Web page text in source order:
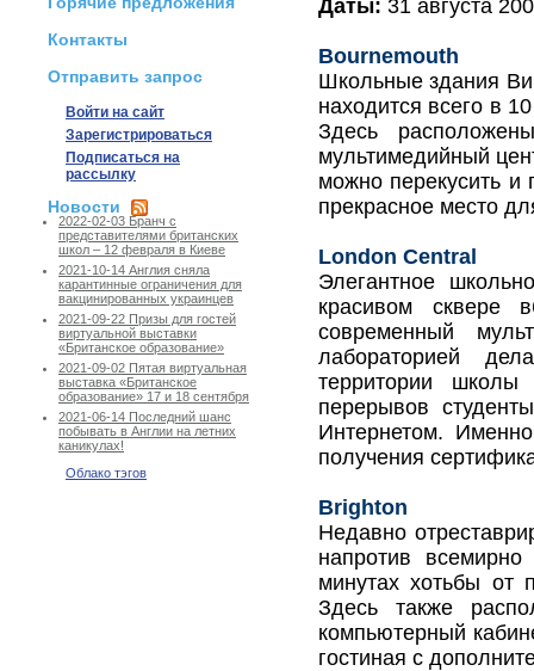
Контакты
Отправить запрос
Войти на сайт
Зарегистрироваться
Подписаться на
рассылку
Новости
2022-02-03 Бранч с
представителями британских
школ – 12 февраля в Киеве
2021-10-14 Англия сняла
карантинные ограничения для
вакцинированных украинцев
2021-09-22 Призы для гостей
виртуальной выставки
«Британское образование»
2021-09-02 Пятая виртуальная
выставка «Британское
образование» 17 и 18 сентября
2021-06-14 Последний шанс
побывать в Англии на летних
каникулах!
Облако тэгов
Даты: 31 августа
Bournemouth
Школьные здания
находится всего в
Здесь
мультимедийный
можно перекусить
прекрасное место
London Central
Элегантное
красивом сквере
современный
лабораторией
территории
перерывов
Интернетом.
получения
Brighton
Недавно
напротив всемирно
минутах хотьбы от
Здесь также
компьютерный
гостиная с